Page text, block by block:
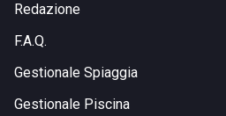
Redazione
F.A.Q.
Gestionale Spiaggia
Gestionale Piscina